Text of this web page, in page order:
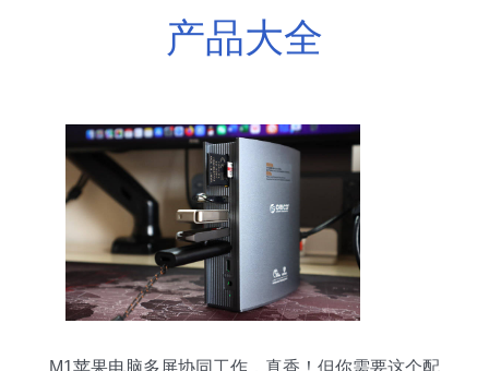
产品大全
M1苹果电脑多屏协同工作，真香！但你需要这个配